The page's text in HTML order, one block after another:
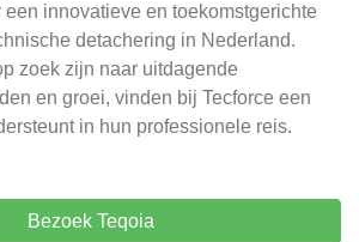
een innovatieve en toekomstgerichte
detachering in Nederland.
zoek zijn naar uitdagende
en groei, vinden bij Tecforce een
in hun professionele reis.
Bezoek Teqoia